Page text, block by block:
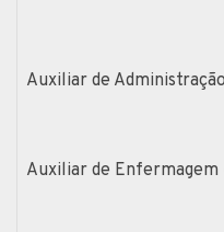
Auxiliar de
Auxiliar de Enfermagem